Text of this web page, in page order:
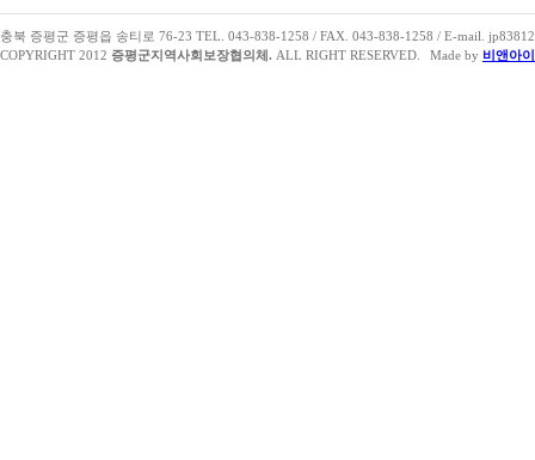
충북 증평군 증평읍 송티로 76-23 TEL. 043-838-1258 / FAX. 043-838-1258 / E-mail.
COPYRIGHT 2012 증평군지역사회보장협의체. ALL RIGHT RESERVED. Made by 비앤아이